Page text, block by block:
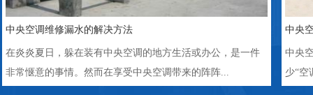
中央空调维修漏水的解决方法
在炎炎夏日，躲在装有中央空调的地方生活或办公，是一件
非常惬意的事情。然而在享受中央空调带来的阵阵...
中央
中央
少“空